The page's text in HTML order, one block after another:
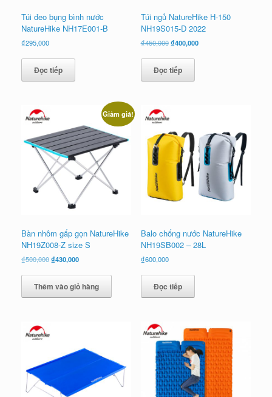
Túi đeo bụng bình nước
NatureHike NH17E001-B
₫295,000
Đọc tiếp
Túi ngủ NatureHike H-150
NH19S015-D 2022
₫450,000 Giá
là:
₫450,000.
₫400,000Giá
Đọc tiếp
Giảm giá!
Bàn nhôm gấp gọn NatureHike
NH19Z008-Z size S
₫500,000Giá
là:
₫500,000.
₫430,000Giá
tại
là:
₫430,000.
Thêm vào giỏ hàng
Balo chống nước NatureHike
NH19SB002 – 28L
₫600,000
Đọc tiếp